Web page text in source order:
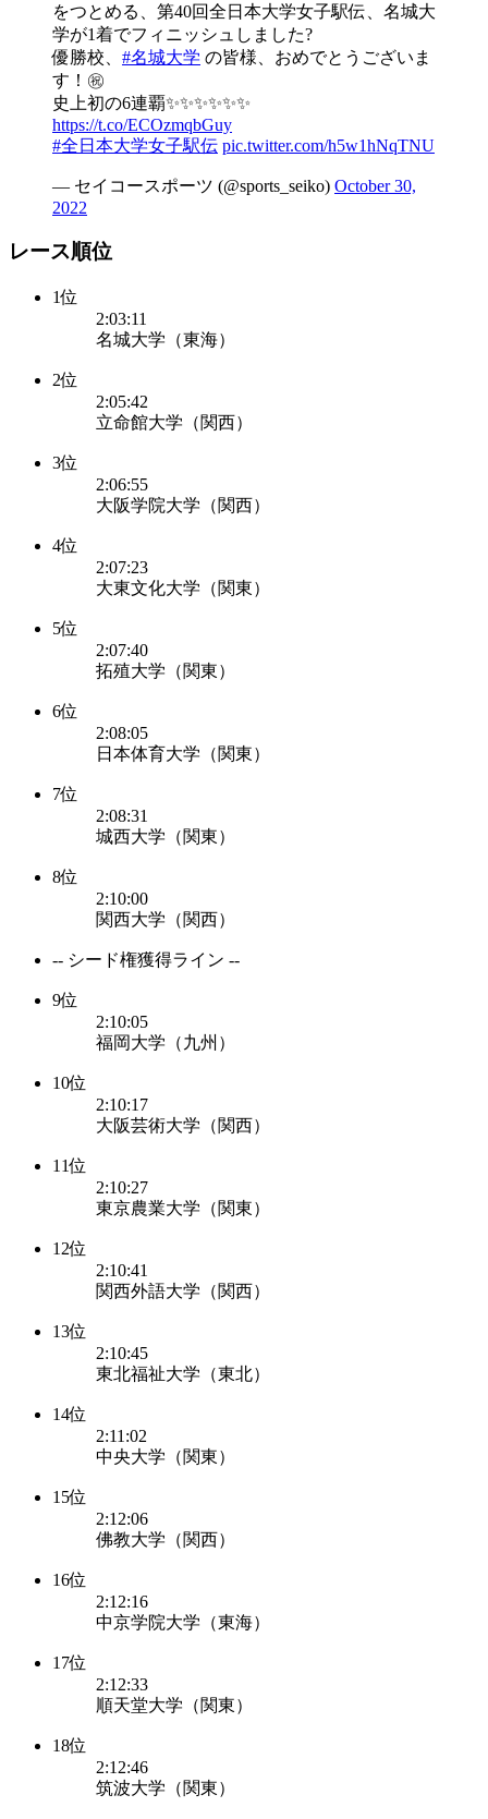
をつとめる、第40回全日本大学女子駅伝、名城大
学が1着でフィニッシュしました?
優勝校、 #名城大学 の皆様、おめでとうございま
す！㊗️
史上初の6連覇✨✨✨✨✨✨
https://t.co/ECOzmqbGuy
#全日本大学女子駅伝 pic.twitter.com/h5w1hNqTNU
— セイコースポーツ (@sports_seiko) October 30,
2022
レース順位
1位
2:03:11
名城大学（東海）
2位
2:05:42
立命館大学（関西）
3位
2:06:55
大阪学院大学（関西）
4位
2:07:23
大東文化大学（関東）
5位
2:07:40
拓殖大学（関東）
6位
2:08:05
日本体育大学（関東）
7位
2:08:31
城西大学（関東）
8位
2:10:00
関西大学（関西）
-- シード権獲得ライン --
9位
2:10:05
福岡大学（九州）
10位
2:10:17
大阪芸術大学（関西）
11位
2:10:27
東京農業大学（関東）
12位
2:10:41
関西外語大学（関西）
13位
2:10:45
東北福祉大学（東北）
14位
2:11:02
中央大学（関東）
15位
2:12:06
佛教大学（関西）
16位
2:12:16
中京学院大学（東海）
17位
2:12:33
順天堂大学（関東）
18位
2:12:46
筑波大学（関東）